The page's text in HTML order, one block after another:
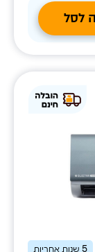
לסל
5שנות אחריות